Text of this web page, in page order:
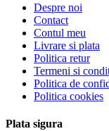
Despre noi
Contact
Contul meu
Livrare si plata
Politica retur
Termeni si
Politica de
Politica cookies
Plata sigura